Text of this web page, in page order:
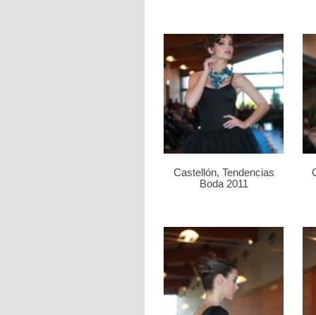
Castellón, Tendencias
Boda 2011